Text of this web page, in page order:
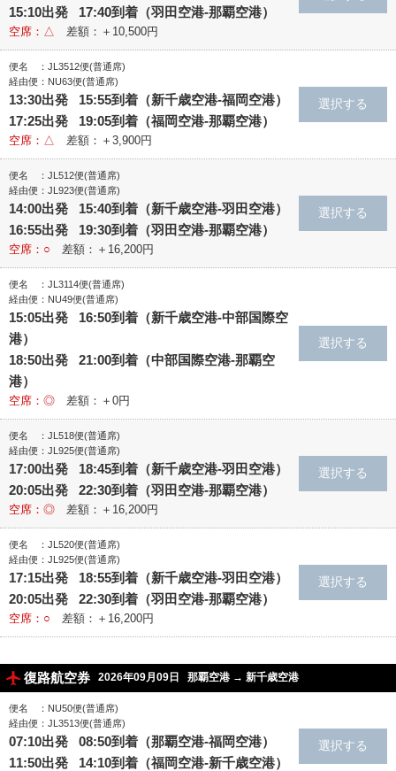
15:10出発 17:40到着（羽田空港‐那覇空港）
空席：△ 差額：＋10,500円
便名 ：JL3512便(普通席)
経由便：NU63便(普通席)
13:30出発 15:55到着（新千歳空港‐福岡空港）
17:25出発 19:05到着（福岡空港‐那覇空港）
空席：△ 差額：＋3,900円
便名 ：JL512便(普通席)
経由便：JL923便(普通席)
14:00出発 15:40到着（新千歳空港‐羽田空港）
16:55出発 19:30到着（羽田空港‐那覇空港）
空席：○ 差額：＋16,200円
便名 ：JL3114便(普通席)
経由便：NU49便(普通席)
15:05出発 16:50到着（新千歳空港‐中部国際空
港）
18:50出発 21:00到着（中部国際空港‐那覇空
港）
空席：◎ 差額：＋0円
便名 ：JL518便(普通席)
経由便：JL925便(普通席)
17:00出発 18:45到着（新千歳空港‐羽田空港）
20:05出発 22:30到着（羽田空港‐那覇空港）
空席：◎ 差額：＋16,200円
便名 ：JL520便(普通席)
経由便：JL925便(普通席)
17:15出発 18:55到着（新千歳空港‐羽田空港）
20:05出発 22:30到着（羽田空港‐那覇空港）
空席：○ 差額：＋16,200円
復路航空券 2026年09月09日 那覇空港 → 新千歳空港
便名 ：NU50便(普通席)
経由便：JL3513便(普通席)
07:10出発 08:50到着（那覇空港‐福岡空港）
11:50出発 14:10到着（福岡空港‐新千歳空港）